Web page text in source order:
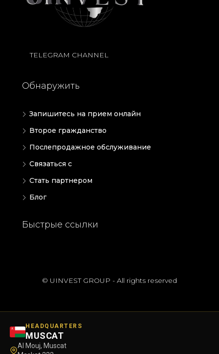
TELEGRAM CHANNEL
Обнаружить
Запишитесь на прием онлайн
Второе гражданство
Послепродажное обслуживание
Связаться с
Стать партнером
Блог
Быстрые ссылки
© UINVEST GROUP - All rights reserved
HEADQUARTERS
MUSCAT
Al Mouj, Muscat